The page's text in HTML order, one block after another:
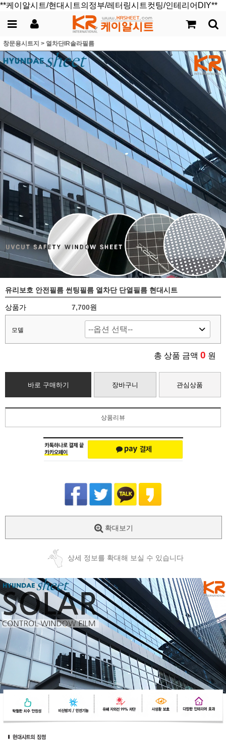
**케이알시트/현대시트의정부/레터링시트컷팅/인테리어DIY**
창문용시트지 > 열차단IR솔라필름
유리보호 안전필름 썬팅필름 열차단 단열필름 현대시트
상품가 7,700원
모델
총 상품 금액 0 원
바로 구매하기 장바구니 관심상품
상품리뷰
확대보기
상세 정보를 확대해 보실 수 있습니다